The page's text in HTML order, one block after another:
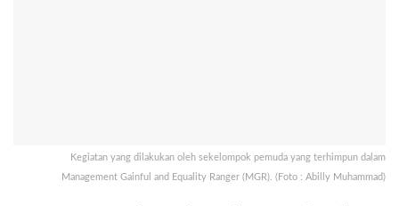
Kegiatan yang dilakukan oleh sekelompok pemuda yang terhimpun dalam
Management Gainful and Equality Ranger (MGR). (Foto : Abilly Muhammad)